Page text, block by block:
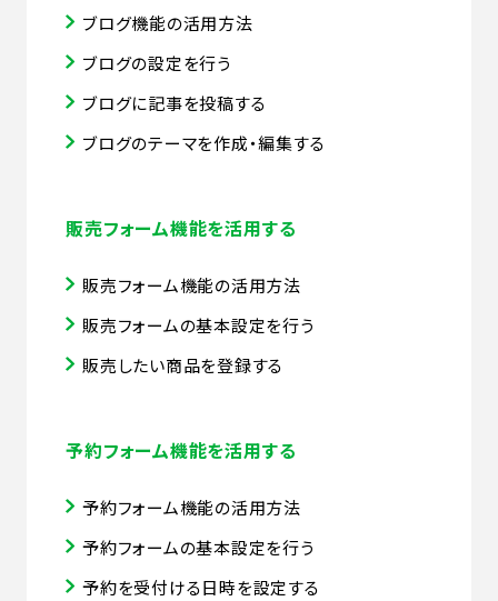
ブログ機能の活用方法
ブログの設定を行う
ブログに記事を投稿する
ブログのテーマを作成・編集する
販売フォーム機能を活用する
販売フォーム機能の活用方法
販売フォームの基本設定を行う
販売したい商品を登録する
予約フォーム機能を活用する
予約フォーム機能の活用方法
予約フォームの基本設定を行う
予約を受付ける日時を設定する